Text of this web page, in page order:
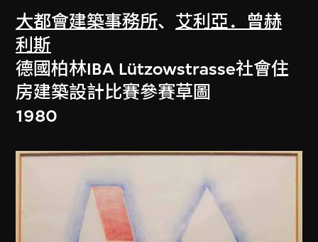
大都會建築事務所、 艾利亞．曾赫
利斯
德國柏林IBA Lützowstrasse社會住
房建築設計比賽參賽草圖
1980